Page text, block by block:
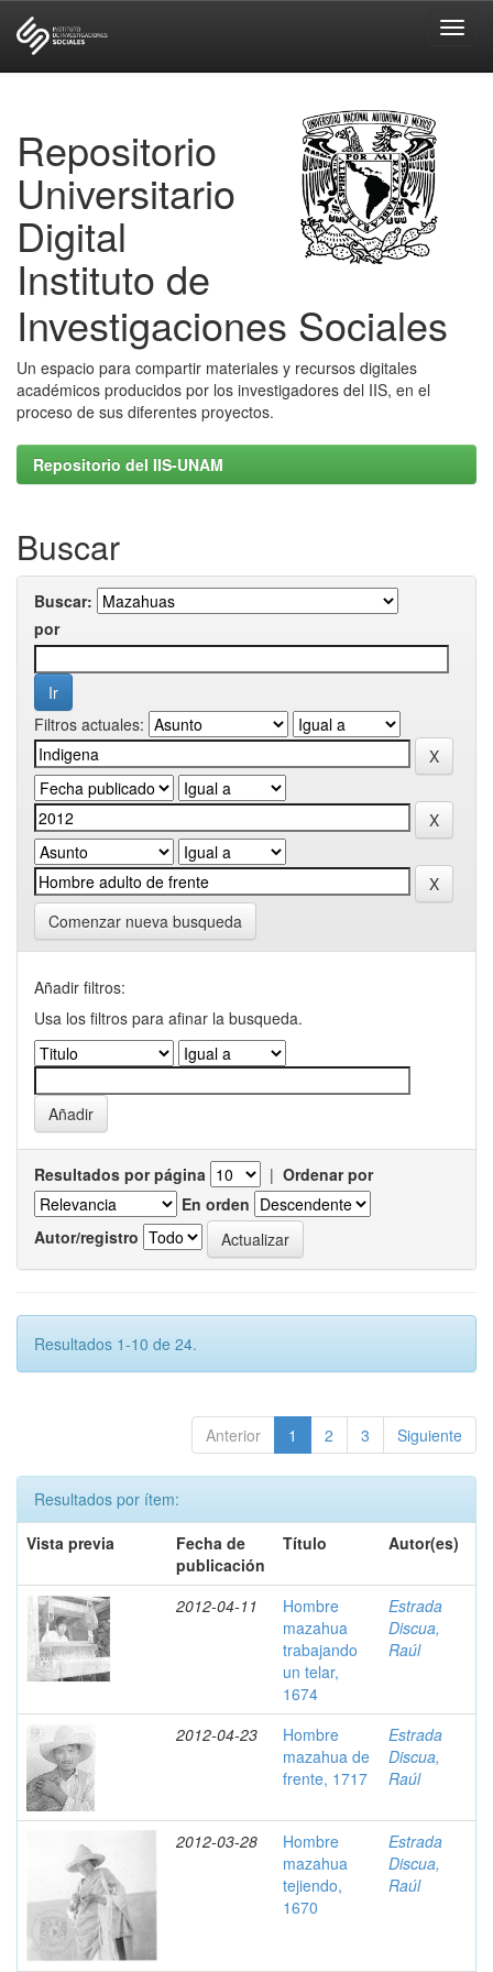
Repositorio
Universitario
Digital
Instituto de
Investigaciones Sociales
Un espacio para compartir materiales y recursos digitales
académicos producidos por los investigadores del IIS, en el
proceso de sus diferentes proyectos.
Repositorio del IIS-UNAM
Buscar
Buscar:
por
Filtros actuales:
Comenzar nueva busqueda
Añadir filtros:
Usa los filtros para afinar la busqueda.
Resultados por página | Ordenar por
En orden
Autor/registro
Resultados 1-10 de 24.
Anterior 1 2 3 Siguiente
Resultados por ítem:
Vista previa
Fecha de
publicación
Título Autor(es)
2012-04-11
Hombre
mazahua
trabajando
un telar,
1674
Estrada
Discua,
Raúl
2012-04-23
Hombre
mazahua de
frente, 1717
Estrada
Discua,
Raúl
2012-03-28
Hombre
mazahua
tejiendo,
1670
Estrada
Discua,
Raúl